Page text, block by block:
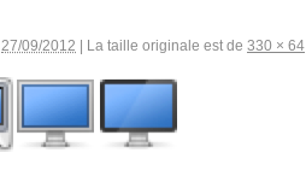
27/09/2012 La taille originale est de 330 × 64